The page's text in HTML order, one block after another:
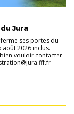
Jura
ses portes du
août 2026 inclus.
vouloir contacter